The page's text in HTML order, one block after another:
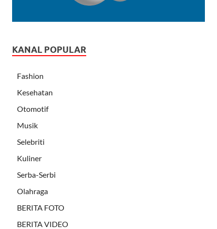
KANAL POPULAR
Fashion
Kesehatan
Otomotif
Musik
Selebriti
Kuliner
Serba-Serbi
Olahraga
BERITA FOTO
BERITA VIDEO